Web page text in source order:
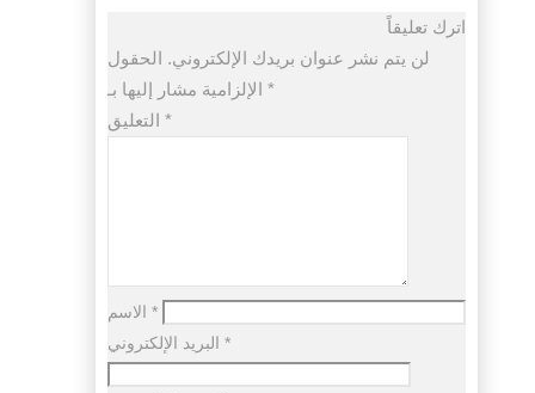
اترك تعليقاً
لن يتم نشر عنوان بريدك الإلكتروني. الحقول
*
*
*
*